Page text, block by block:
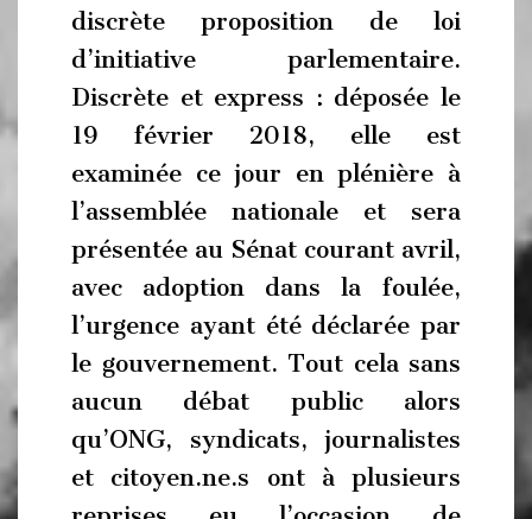
discrète proposition de loi
d’initiative parlementaire.
Discrète et express : déposée le
19 février 2018, elle est
examinée ce jour en plénière à
l’assemblée nationale et sera
présentée au Sénat courant avril,
avec adoption dans la foulée,
l’urgence ayant été déclarée par
le gouvernement. Tout cela sans
aucun débat public alors
qu’ONG, syndicats, journalistes
et citoyen.ne.s ont à plusieurs